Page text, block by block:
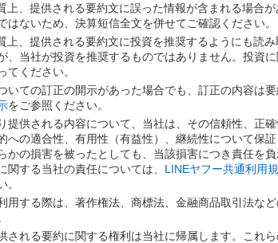
上、提供される要約文に誤った情報が含まれる場合
はないため、決算短信全文を併せてご確認ください。
上、提供される要約文に投資を推奨するようにも読
、当社が投資を推奨するものではありません。投資
てください。
いての訂正の開示があった場合でも、訂正の内容は要
をご参照ください。
提供される内容について、当社は、その信頼性、正
への適合性、有用性（有益性）、継続性について保
かの損害を被ったとしても、当該損害につき責任を
関する当社の責任については、 LINEヤフー共通利用
。
用する際は、著作権法、商標法、金融商品取引法な
される要約に関する権利は当社に帰属します。これ